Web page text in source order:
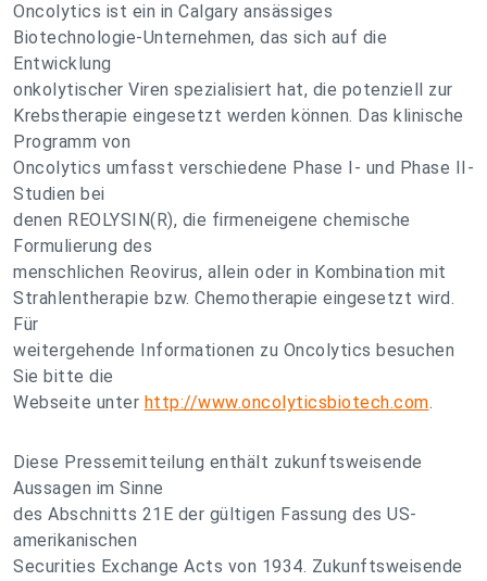
Oncolytics ist ein in Calgary ansässiges
Biotechnologie-Unternehmen, das sich auf die
Entwicklung
onkolytischer Viren spezialisiert hat, die potenziell zur
Krebstherapie eingesetzt werden können. Das klinische
Programm von
Oncolytics umfasst verschiedene Phase I- und Phase II-
Studien bei
denen REOLYSIN(R), die firmeneigene chemische
Formulierung des
menschlichen Reovirus, allein oder in Kombination mit
Strahlentherapie bzw. Chemotherapie eingesetzt wird.
Für
weitergehende Informationen zu Oncolytics besuchen
Sie bitte die
Webseite unter http://www.oncolyticsbiotech.com.
Diese Pressemitteilung enthält zukunftsweisende
Aussagen im Sinne
des Abschnitts 21E der gültigen Fassung des US-
amerikanischen
Securities Exchange Acts von 1934. Zukunftsweisende